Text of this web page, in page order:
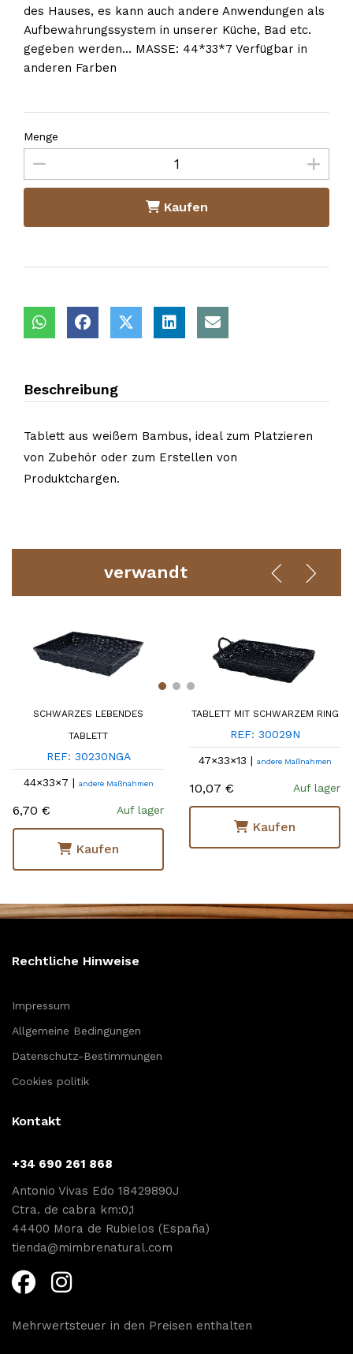
des Hauses, es kann auch andere Anwendungen als
Aufbewahrungssystem in unserer Küche, Bad etc.
gegeben werden... MASSE: 44*33*7 Verfügbar in
anderen Farben
Menge
Kaufen
Beschreibung
Tablett aus weißem Bambus, ideal zum Platzieren
von Zubehör oder zum Erstellen von
Produktchargen.
verwandt
SCHWARZES LEBENDES
TABLETT
REF: 30230NGA
44×33×7 | andere Maßnahmen
6,70 € Auf lager
Kaufen
TABLETT MIT SCHWARZEM RING
REF: 30029N
47×33×13 | andere Maßnahmen
10,07 € Auf lager
Kaufen
Rechtliche Hinweise
Impressum
Allgemeine Bedingungen
Datenschutz-Bestimmungen
Cookies politik
Kontakt
+34 690 261 868
Antonio Vivas Edo 18429890J
Ctra. de cabra km:0,1
44400 Mora de Rubielos (España)
tienda@mimbrenatural.com
Mehrwertsteuer in den Preisen enthalten